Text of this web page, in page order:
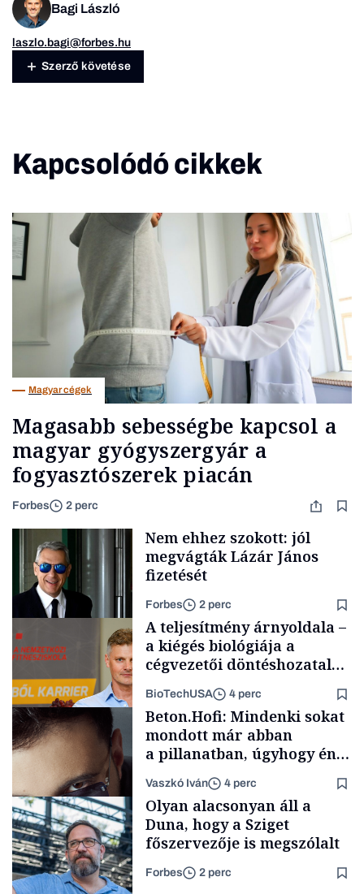
Bagi László
laszlo.bagi@forbes.hu
Szerző követése
Kapcsolódó cikkek
Magyar cégek
Magasabb sebességbe kapcsol a
magyar gyógyszergyár a
fogyasztószerek piacán
Forbes 2 perc
Politika
Nem ehhez szokott: jól
megvágták Lázár János
fizetését
Forbes 2 perc
Content Lab HUB
A teljesítmény árnyoldala –
a kiégés biológiája a
cégvezetői döntéshozatal
BioTechUSA 4 perc
Forbes-sztori
Beton.Hofi: Mindenki sokat
mondott már abban
a pillanatban, úgyhogy én
a legsarkosabb
gondolataimat akartam
kimondani
Vaszkó Iván 4 perc
Olyan alacsonyan áll a
Duna, hogy a Sziget
főszervezője is megszólalt
Forbes 2 perc